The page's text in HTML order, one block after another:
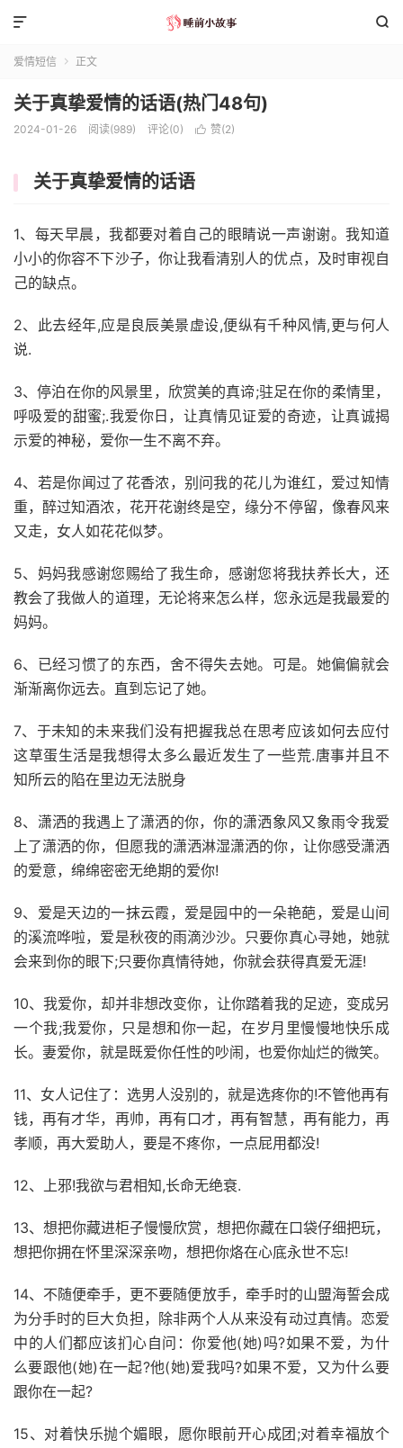


爱情短信  正文
关于真挚爱情的话语(热门48句)
2024-01-26 阅读(989) 评论(0)  赞(2)
关于真挚爱情的话语
1、每天早晨，我都要对着自己的眼睛说一声谢谢。我知道
小小的你容不下沙子，你让我看清别人的优点，及时审视自
己的缺点。
2、此去经年,应是良辰美景虚设,便纵有千种风情,更与何人
说.
3、停泊在你的风景里，欣赏美的真谛;驻足在你的柔情里，
呼吸爱的甜蜜;.我爱你日，让真情见证爱的奇迹，让真诚揭
示爱的神秘，爱你一生不离不弃。
4、若是你闻过了花香浓，别问我的花儿为谁红，爱过知情
重，醉过知酒浓，花开花谢终是空，缘分不停留，像春风来
又走，女人如花花似梦。
5、妈妈我感谢您赐给了我生命，感谢您将我扶养长大，还
教会了我做人的道理，无论将来怎么样，您永远是我最爱的
妈妈。
6、已经习惯了的东西，舍不得失去她。可是。她偏偏就会
渐渐离你远去。直到忘记了她。
7、于未知的未来我们没有把握我总在思考应该如何去应付
这草蛋生活是我想得太多么最近发生了一些荒.唐事并且不
知所云的陷在里边无法脱身
8、潇洒的我遇上了潇洒的你，你的潇洒象风又象雨令我爱
上了潇洒的你，但愿我的潇洒淋湿潇洒的你，让你感受潇洒
的爱意，绵绵密密无绝期的爱你!
9、爱是天边的一抹云霞，爱是园中的一朵艳葩，爱是山间
的溪流哗啦，爱是秋夜的雨滴沙沙。只要你真心寻她，她就
会来到你的眼下;只要你真情待她，你就会获得真爱无涯!
10、我爱你，却并非想改变你，让你踏着我的足迹，变成另
一个我;我爱你，只是想和你一起，在岁月里慢慢地快乐成
长。妻爱你，就是既爱你任性的吵闹，也爱你灿烂的微笑。
11、女人记住了：选男人没别的，就是选疼你的!不管他再有
钱，再有才华，再帅，再有口才，再有智慧，再有能力，再
孝顺，再大爱助人，要是不疼你，一点屁用都没!
12、上邪!我欲与君相知,长命无绝衰.
13、想把你藏进柜子慢慢欣赏，想把你藏在口袋仔细把玩，
想把你拥在怀里深深亲吻，想把你烙在心底永世不忘!
14、不随便牵手，更不要随便放手，牵手时的山盟海誓会成
为分手时的巨大负担，除非两个人从来没有动过真情。恋爱
中的人们都应该扪心自问：你爱他(她)吗?如果不爱，为什
么要跟他(她)在一起?他(她)爱我吗?如果不爱，又为什么要
跟你在一起?
15、对着快乐抛个媚眼，愿你眼前开心成团;对着幸福放个